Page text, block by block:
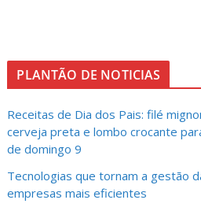
PLANTÃO DE NOTICIAS
Receitas de Dia dos Pais: filé
cerveja preta e lombo crocante
de domingo 9
Tecnologias que tornam a gestão
empresas mais eficientes